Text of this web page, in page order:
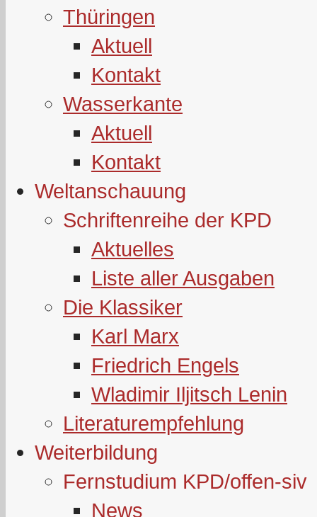
Thüringen
Aktuell
Kontakt
Wasserkante
Aktuell
Kontakt
Weltanschauung
Schriftenreihe der KPD
Aktuelles
Liste aller Ausgaben
Die Klassiker
Karl Marx
Friedrich Engels
Wladimir Iljitsch Lenin
Literaturempfehlung
Weiterbildung
Fernstudium KPD/offen-siv
News